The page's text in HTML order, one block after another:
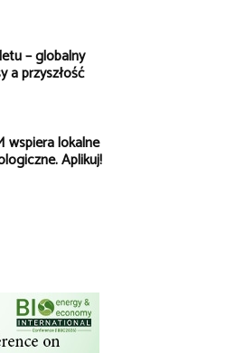
– globalny
a przyszłość
wspiera lokalne
Aplikuj!